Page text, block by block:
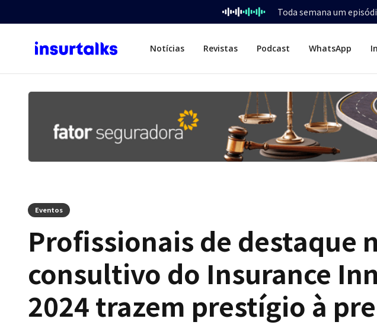
Toda semana um
Notícias Revistas Podcast WhatsApp
Eventos
Profissionais de destaque
consultivo do Insurance
2024 trazem prestígio à